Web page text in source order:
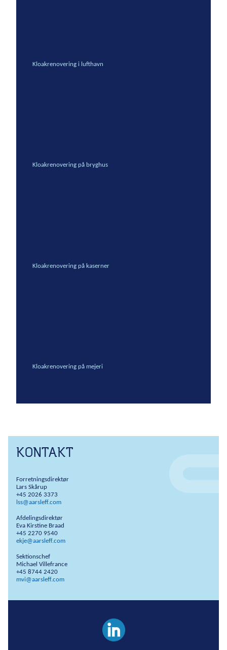
Kloakrenovering i lufthavn
Kloakrenovering på bryghus
Kloakrenovering på kaserner
Kloakrenovering på mejeri
KONTAKT
Forretningsdirektør
Lars Skårup
+45 2026 3373
lss@aarsleff.com
Afdelingsdirektør
Eva Kirstine Braad
+45 2270 9540
ekje@aarsleff.com
Sektionschef
Michael Villefrance
+45 8744 2420
mvi@aarsleff.com